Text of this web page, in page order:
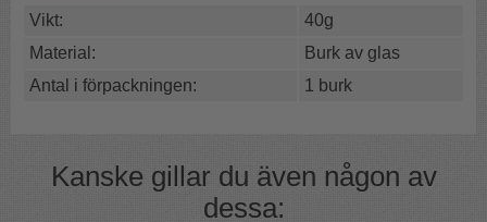
fruktpulver över stora och små kakor och tårtor. Pulvret
kan också blandas i granola eller ge intensiv fruktsmak
Innehållsförteckning
1,8g varav mättat fett 0g, kolhydrat 72,7g varav socker
25,1g protein 1,8g Salt 0g.
Vikt:
40g
Material:
Burk av glas
Antal i förpackningen:
1 burk
Kanske gillar du även någon av
dessa: